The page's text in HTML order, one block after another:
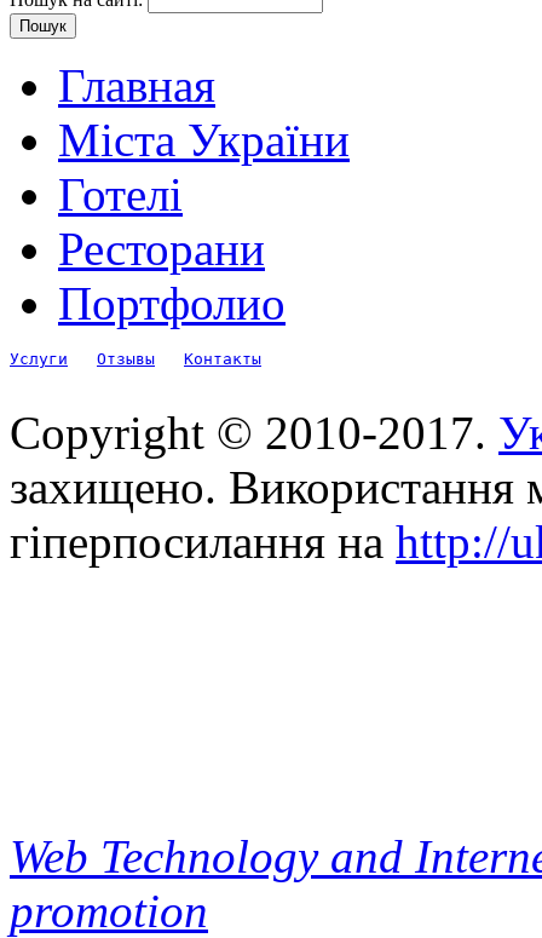
Главная
Міста України
Готелі
Ресторани
Портфолио
Услуги Отзывы Контакты
Copyright © 2010-2017.
захищено. Використання
гіперпосилання на http://
Web Technology and
promotion